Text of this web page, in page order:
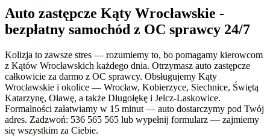
Auto zastępcze Kąty Wrocławskie -
bezpłatny samochód z OC sprawcy 24/7
Kolizja to zawsze stres — rozumiemy to, bo pomagamy kierowcom
z Kątów Wrocławskich każdego dnia. Otrzymasz auto zastępcze
całkowicie za darmo z OC sprawcy. Obsługujemy Kąty
Wrocławskie i okolice — Wrocław, Kobierzyce, Siechnice, Świętą
Katarzynę, Oławę, a także Długołękę i Jelcz-Laskowice.
Formalności załatwiamy w 15 minut — auto dostarczymy pod Twój
adres. Zadzwoń: 536 565 565 lub wypełnij formularz — zajmiemy
się wszystkim za Ciebie.